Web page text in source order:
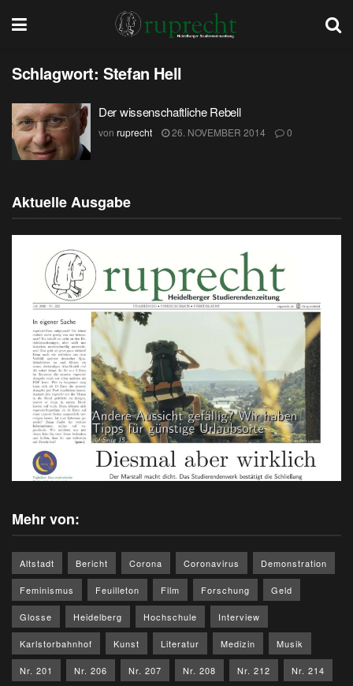
Schlagwort:Stefan Hell
Der wissenschaftliche Rebell
von ruprecht 26. NOVEMBER 2014 0
Aktuelle Ausgabe
Mehr von:
Altstadt Bericht Corona Coronavirus Demonstration
Feminismus Feuilleton Film Forschung Geld
Glosse Heidelberg Hochschule Interview
Karlstorbahnhof Kunst Literatur Medizin Musik
Nr. 201 Nr. 206 Nr. 207 Nr. 208 Nr. 212 Nr. 214